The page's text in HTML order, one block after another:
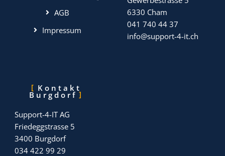
AGB
Impressum
6330 Cham
041 740 44 37
info@support-4-it.ch
Kontakt
Burgdorf
Support-4-IT AG
Friedeggstrasse 5
3400 Burgdorf
034 422 99 29